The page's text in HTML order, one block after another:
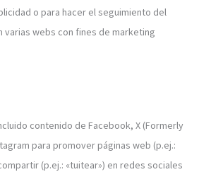
o para hacer el seguimiento del
varias webs con fines de marketing
contenido de Facebook, X (Formerly
para promover páginas web (p.ej.:
(p.ej.: «tuitear») en redes sociales